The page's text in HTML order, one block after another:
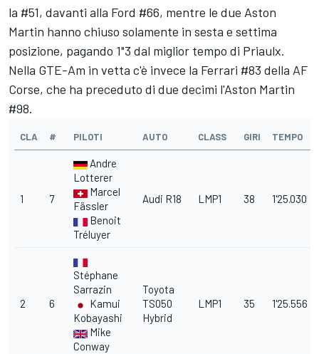
la #51, davanti alla Ford #66, mentre le due Aston
Martin hanno chiuso solamente in sesta e settima
posizione, pagando 1"3 dal miglior tempo di Priaulx.
Nella GTE-Am in vetta c'è invece la Ferrari #83 della AF
Corse, che ha preceduto di due decimi l'Aston Martin
#98.
CLA # PILOTI AUTO CLASS GIRI TEMPO
1 7
Andre
Lotterer
Marcel
Fässler
Benoit
Tréluyer
Audi R18 LMP1 38 1'25.030
2 6
Stéphane
Sarrazin
Kamui
Kobayashi
Mike
Conway
Toyota
TS050
Hybrid
LMP1 35 1'25.556